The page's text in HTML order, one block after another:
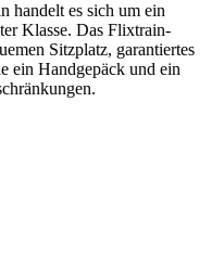
handelt es sich um ein
Klasse. Das Flixtrain-
Sitzplatz, garantiertes
ein Handgepäck und ein